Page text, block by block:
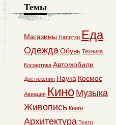
Темы
Магазины Напитки Еда
ОдеждаОбувь Техника
Косметика Автомобили
Достижения Наука Космос
Авиация Кино Музыка
Живопись Книги
Архитектура Театр